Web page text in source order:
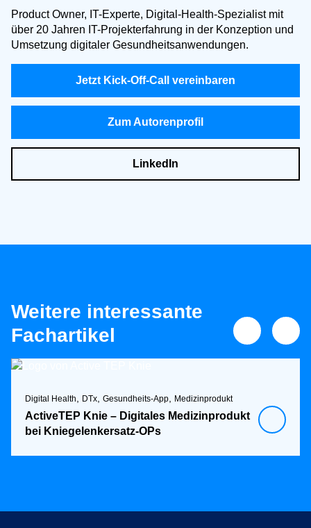
Product Owner, IT-Experte, Digital-Health-Spezialist mit
über 20 Jahren IT-Projekterfahrung in der Konzeption und
Umsetzung digitaler Gesundheitsanwendungen.
Jetzt Kick-Off-Call vereinbaren
Zum Autorenprofil
LinkedIn
Weitere interessante
Fachartikel
Digital Health, DTx, Gesundheits-App, Medizinprodukt
ActiveTEP Knie – Digitales Medizinprodukt
bei Kniegelenkersatz-OPs